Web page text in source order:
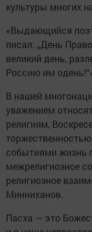
культуры многих
«Выдающийся
писал: „День
великий день,
Россию им
В нашей
уважением
религиям,
событиями жизнь
межрелигиозное
религиозное
Минниханов.
Пасха — это